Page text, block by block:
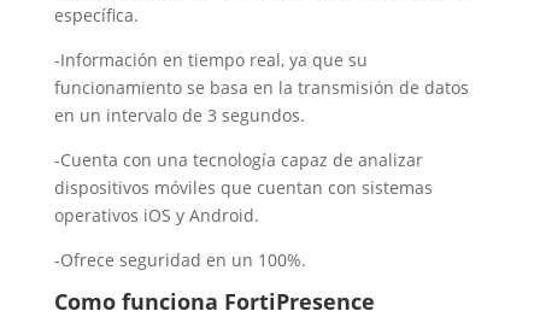
específica.
-Información en tiempo real, ya que su
funcionamiento se basa en la transmisión de datos
en un intervalo de 3 segundos.
-Cuenta con una tecnología capaz de analizar
dispositivos móviles que cuentan con sistemas
operativos iOS y Android.
-Ofrece seguridad en un 100%.
Como funciona FortiPresence